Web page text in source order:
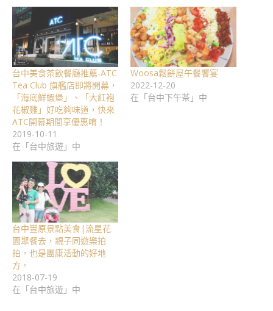
台中美食茶飲餐廳推薦-ATC
Tea Club 旗艦店即將開幕，
「海底鮮蝦堡」、「大紅袍
花椒雞」好吃夠味道，快來
ATC開幕期間享優惠唷！
2019-10-11
在「台中旅遊」中
Woosa鬆餅屋午餐饗宴
2022-12-20
在「台中下午茶」中
台中豐原景點美食|流星花
園聚餐去，親子同遊樂拍
拍，也是團康活動的好地
方。
2018-07-19
在「台中旅遊」中